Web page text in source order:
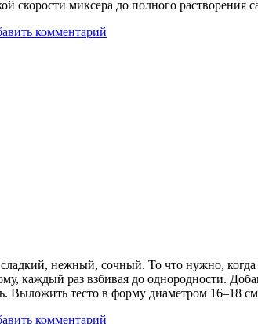
скорости миксера до полного
комментарий
нежный, сочный. То что нужно, когда
каждый раз взбивая до однородности.
Выложить тесто в форму диаметром 16–18
комментарий